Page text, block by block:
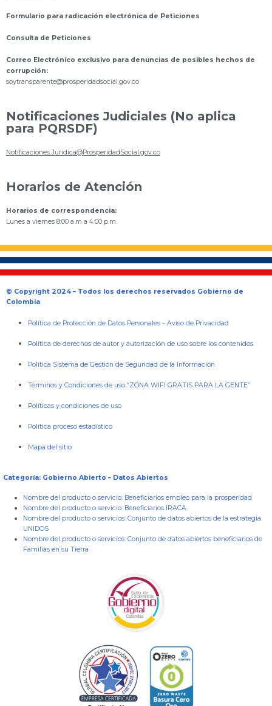
Formulario para radicación electrónica de Peticiones
Consulta de Peticiones
Correo Electrónico exclusivo para denuncias de posibles hechos de
corrupción:
soytransparente@prosperidadsocial.gov.co
Notificaciones Judiciales (No aplica
para PQRSDF)
Notificaciones.Juridica@ProsperidadSocial.gov.co
Horarios de Atención
Horarios de correspondencia:
Lunes a viernes 8:00 a.m a 4:00 p.m.
© Copyright 2024 – Todos los derechos reservados Gobierno de
Colombia
Política de Protección de Datos Personales –Aviso de Privacidad
Política de derechos de autor y autorización de uso sobre los contenidos
Política Sistema de Gestión de Seguridad de la Información
Términos y Condiciones de uso “ZONA WIFI GRATIS PARA LA GENTE”
Políticas y condiciones de uso
Política proceso estadístico
Mapa del sitio
Categoría: Gobierno Abierto – Datos Abiertos
Nombre del producto o servicio: Beneficiarios empleo para la prosperidad
Nombre del producto o servicio: Beneficiarios IRACA
Nombre del producto o servicios: Conjunto de datos abiertos de la estrategia
UNIDOS
Nombre del producto o servicios: Conjunto de datos abiertos beneficiarios de
Familias en su Tierra